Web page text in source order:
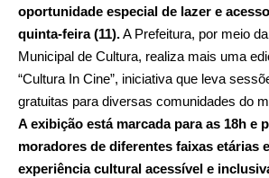
oportunidade especial de lazer e
quinta-feira (11).A Prefeitura, por meio
Municipal de Cultura, realiza mais uma
“Cultura In Cine”, iniciativa que leva
gratuitas para diversas comunidades do
A exibição está marcada para as 18h e
moradores de diferentes faixas etárias
experiência cultural acessível e